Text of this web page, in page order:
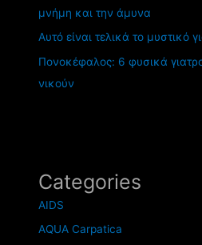
μνήμη και την άμυνα
Αυτό είναι τελικά το μυστικό
Πονοκέφαλος: 6 φυσικά
νικούν
Categories
AIDS
AQUA Carpatica